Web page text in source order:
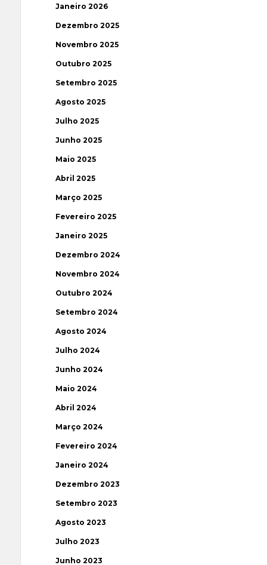
Janeiro 2026
Dezembro 2025
Novembro 2025
Outubro 2025
Setembro 2025
Agosto 2025
Julho 2025
Junho 2025
Maio 2025
Abril 2025
Março 2025
Fevereiro 2025
Janeiro 2025
Dezembro 2024
Novembro 2024
Outubro 2024
Setembro 2024
Agosto 2024
Julho 2024
Junho 2024
Maio 2024
Abril 2024
Março 2024
Fevereiro 2024
Janeiro 2024
Dezembro 2023
Setembro 2023
Agosto 2023
Julho 2023
Junho 2023